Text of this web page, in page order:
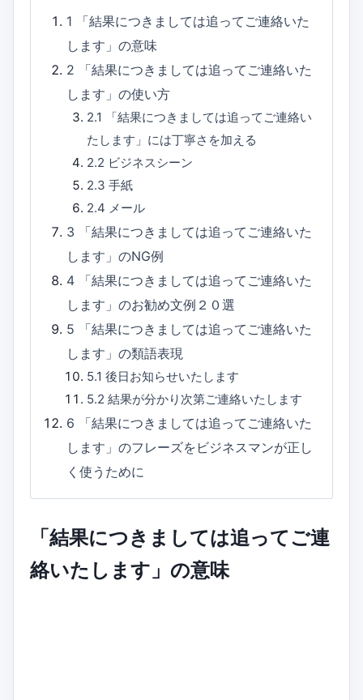
1
「結果につきましては追ってご連絡いた
します」の意味
2
「結果につきましては追ってご連絡いた
します」の使い方
2.1
「結果につきましては追ってご連絡い
たします」には丁寧さを加える
2.2 ビジネスシーン
2.3 手紙
2.4 メール
3
「結果につきましては追ってご連絡いた
します」のNG例
4
「結果につきましては追ってご連絡いた
します」のお勧め文例２０選
5
「結果につきましては追ってご連絡いた
します」の類語表現
5.1 後日お知らせいたします
5.2 結果が分かり次第ご連絡いたします
6
「結果につきましては追ってご連絡いた
します」のフレーズをビジネスマンが正し
く使うために
「結果につきましては追ってご連
絡いたします」の意味